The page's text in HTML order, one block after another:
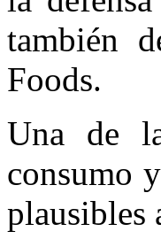
también
Foods.
Una de
consumo
plausibles